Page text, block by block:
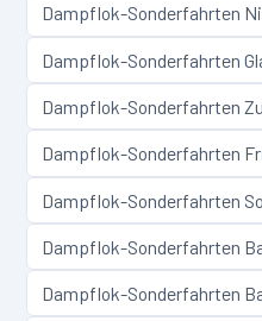
Dampflok-Sonderfahrten
Dampflok-Sonderfahrten
Dampflok-Sonderfahrten
Dampflok-Sonderfahrten
Dampflok-Sonderfahrten
Dampflok-Sonderfahrten
Dampflok-Sonderfahrten